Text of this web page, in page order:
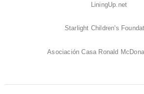
LiningUp.net
Starlight Children's
Asociación Casa Ronald